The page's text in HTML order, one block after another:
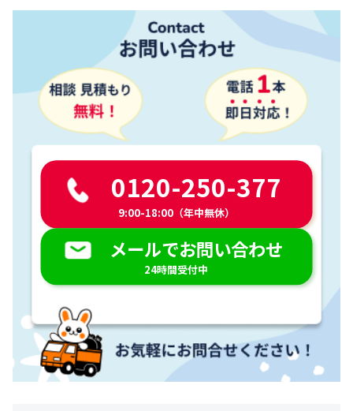
0120-250-377
9:00-18:00（年中無休）
メールでお問い合わせ
24時間受付中